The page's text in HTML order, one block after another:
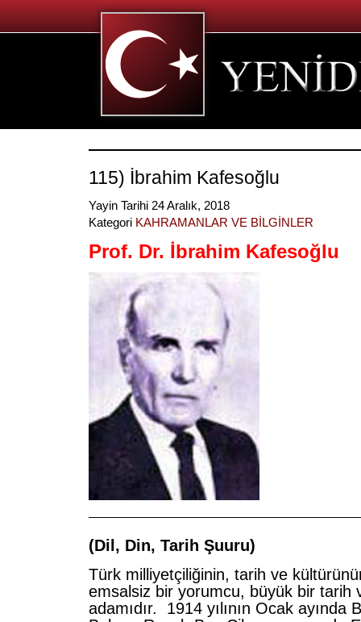
115) İbrahim Kafesoğlu
Yayin Tarihi 24 Aralık, 2018
Kategori KAHRAMANLAR VE BİLGİNLER
Prof. Dr. İbrahim Kafesoğlu
(Dil, Din, Tarih Şuuru)
Türk milliyetçiliğinin, tarih ve
emsalsiz bir yorumcu, büyük bir tarih
adamıdır. 1914 yılının Ocak ayında